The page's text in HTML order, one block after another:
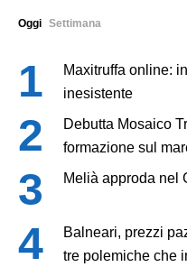
Oggi Settimana
Maxitruffa online:
inesistente
Debutta Mosaico
formazione sul
Melià approda nel
Balneari, prezzi
tre polemiche che